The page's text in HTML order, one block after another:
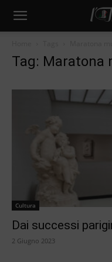
Tag: Maratona
Cultura
Dai successi
2 Giugno 2023